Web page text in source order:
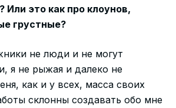
Или это как про клоунов,
грустные?
не люди и не могут
я не рыжая и далеко не
как и у всех, масса своих
склонны создавать обо мне